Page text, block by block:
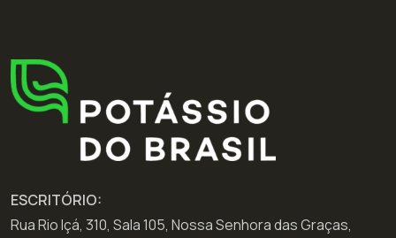
ESCRITÓRIO:
Rua Rio Içá, 310, Sala 105, Nossa Senhora das Graças,